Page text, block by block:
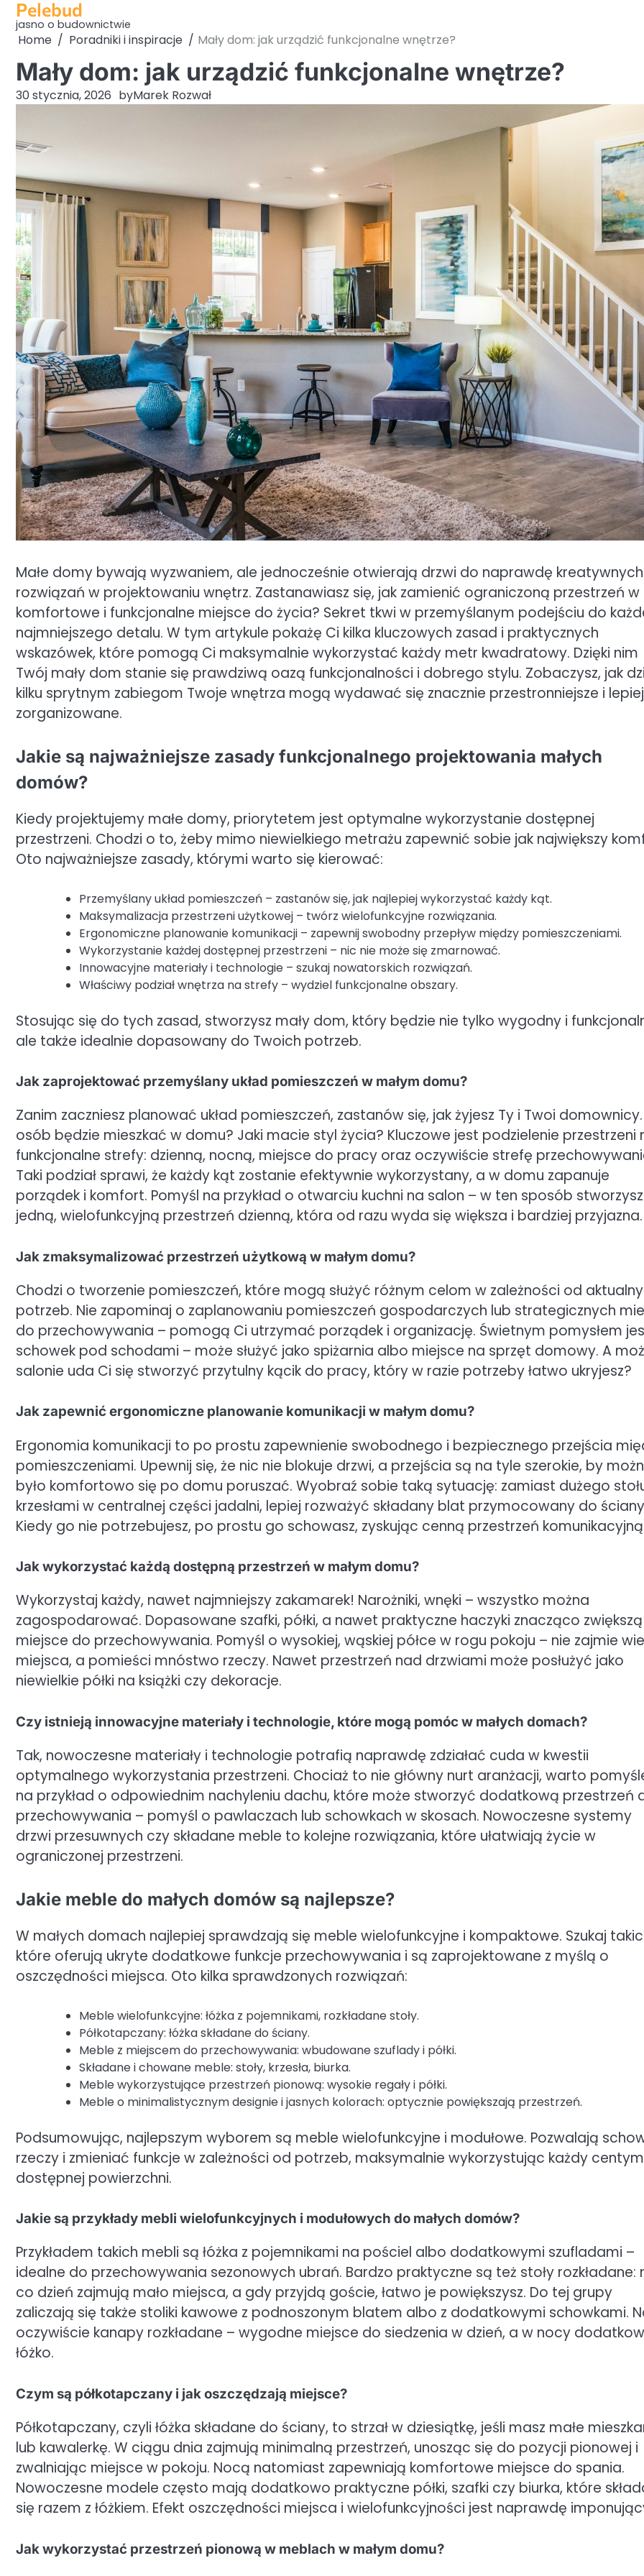
Skip
content
Pelebud
jasno o budownictwie
Home Poradniki i inspiracje Mały dom: jak urządzić funkcjonalne wnętrze?
Mały dom: jak urządzić funkcjonalne wnętrze?
30 stycznia, 2026 byMarek Rozwał
Małe domy bywają wyzwaniem, ale jednocześnie otwierają drzwi do naprawdę kreatywnych
rozwiązań w projektowaniu wnętrz. Zastanawiasz się, jak zamienić ograniczoną przestrzeń w
komfortowe i funkcjonalne miejsce do życia? Sekret tkwi w przemyślanym podejściu do
najmniejszego detalu. W tym artykule pokażę Ci kilka kluczowych zasad i praktycznych
wskazówek, które pomogą Ci maksymalnie wykorzystać każdy metr kwadratowy. Dzięki nim
Twój mały dom stanie się prawdziwą oazą funkcjonalności i dobrego stylu. Zobaczysz, jak
kilku sprytnym zabiegom Twoje wnętrza mogą wydawać się znacznie przestronniejsze i lepiej
zorganizowane.
Jakie są najważniejsze zasady funkcjonalnego projektowania małych
domów?
Kiedy projektujemy małe domy, priorytetem jest optymalne wykorzystanie dostępnej
przestrzeni. Chodzi o to, żeby mimo niewielkiego metrażu zapewnić sobie jak największy
Oto najważniejsze zasady, którymi warto się kierować:
Przemyślany układ pomieszczeń – zastanów się, jak najlepiej wykorzystać każdy kąt.
Maksymalizacja przestrzeni użytkowej – twórz wielofunkcyjne rozwiązania.
Ergonomiczne planowanie komunikacji – zapewnij swobodny przepływ między pomieszczeniami.
Wykorzystanie każdej dostępnej przestrzeni – nic nie może się zmarnować.
Innowacyjne materiały i technologie – szukaj nowatorskich rozwiązań.
Właściwy podział wnętrza na strefy – wydziel funkcjonalne obszary.
Stosując się do tych zasad, stworzysz mały dom, który będzie nie tylko wygodny i
ale także idealnie dopasowany do Twoich potrzeb.
Jak zaprojektować przemyślany układ pomieszczeń w małym domu?
Zanim zaczniesz planować układ pomieszczeń, zastanów się, jak żyjesz Ty i Twoi domownicy.
osób będzie mieszkać w domu? Jaki macie styl życia? Kluczowe jest podzielenie przestrzeni
funkcjonalne strefy: dzienną, nocną, miejsce do pracy oraz oczywiście strefę
Taki podział sprawi, że każdy kąt zostanie efektywnie wykorzystany, a w domu zapanuje
porządek i komfort. Pomyśl na przykład o otwarciu kuchni na salon – w ten sposób stworzysz
jedną, wielofunkcyjną przestrzeń dzienną, która od razu wyda się większa i bardziej przyjazna.
Jak zmaksymalizować przestrzeń użytkową w małym domu?
Chodzi o tworzenie pomieszczeń, które mogą służyć różnym celom w zależności od
potrzeb. Nie zapominaj o zaplanowaniu pomieszczeń gospodarczych lub strategicznych
do przechowywania – pomogą Ci utrzymać porządek i organizację. Świetnym pomysłem
schowek pod schodami – może służyć jako spiżarnia albo miejsce na sprzęt domowy. A
salonie uda Ci się stworzyć przytulny kącik do pracy, który w razie potrzeby łatwo ukryjesz?
Jak zapewnić ergonomiczne planowanie komunikacji w małym domu?
Ergonomia komunikacji to po prostu zapewnienie swobodnego i bezpiecznego przejścia
pomieszczeniami. Upewnij się, że nic nie blokuje drzwi, a przejścia są na tyle szerokie, by
było komfortowo się po domu poruszać. Wyobraź sobie taką sytuację: zamiast dużego
krzesłami w centralnej części jadalni, lepiej rozważyć składany blat przymocowany do
Kiedy go nie potrzebujesz, po prostu go schowasz, zyskując cenną przestrzeń
Jak wykorzystać każdą dostępną przestrzeń w małym domu?
Wykorzystaj każdy, nawet najmniejszy zakamarek! Narożniki, wnęki – wszystko można
zagospodarować. Dopasowane szafki, półki, a nawet praktyczne haczyki znacząco zwiększą
miejsce do przechowywania. Pomyśl o wysokiej, wąskiej półce w rogu pokoju – nie zajmie
miejsca, a pomieści mnóstwo rzeczy. Nawet przestrzeń nad drzwiami może posłużyć jako
niewielkie półki na książki czy dekoracje.
Czy istnieją innowacyjne materiały i technologie, które mogą pomóc w małych domach?
Tak, nowoczesne materiały i technologie potrafią naprawdę zdziałać cuda w kwestii
optymalnego wykorzystania przestrzeni. Chociaż to nie główny nurt aranżacji, warto
na przykład o odpowiednim nachyleniu dachu, które może stworzyć dodatkową przestrzeń
przechowywania – pomyśl o pawlaczach lub schowkach w skosach. Nowoczesne systemy
drzwi przesuwnych czy składane meble to kolejne rozwiązania, które ułatwiają życie w
ograniczonej przestrzeni.
Jakie meble do małych domów są najlepsze?
W małych domach najlepiej sprawdzają się meble wielofunkcyjne i kompaktowe. Szukaj
które oferują ukryte dodatkowe funkcje przechowywania i są zaprojektowane z myślą o
oszczędności miejsca. Oto kilka sprawdzonych rozwiązań:
Meble wielofunkcyjne: łóżka z pojemnikami, rozkładane stoły.
Półkotapczany: łóżka składane do ściany.
Meble z miejscem do przechowywania: wbudowane szuflady i półki.
Składane i chowane meble: stoły, krzesła, biurka.
Meble wykorzystujące przestrzeń pionową: wysokie regały i półki.
Meble o minimalistycznym designie i jasnych kolorach: optycznie powiększają przestrzeń.
Podsumowując, najlepszym wyborem są meble wielofunkcyjne i modułowe. Pozwalają
rzeczy i zmieniać funkcje w zależności od potrzeb, maksymalnie wykorzystując każdy
dostępnej powierzchni.
Jakie są przykłady mebli wielofunkcyjnych i modułowych do małych domów?
Przykładem takich mebli są łóżka z pojemnikami na pościel albo dodatkowymi szufladami –
idealne do przechowywania sezonowych ubrań. Bardzo praktyczne są też stoły rozkładane:
co dzień zajmują mało miejsca, a gdy przyjdą goście, łatwo je powiększysz. Do tej grupy
zaliczają się także stoliki kawowe z podnoszonym blatem albo z dodatkowymi schowkami.
oczywiście kanapy rozkładane – wygodne miejsce do siedzenia w dzień, a w nocy
łóżko.
Czym są półkotapczany i jak oszczędzają miejsce?
Półkotapczany, czyli łóżka składane do ściany, to strzał w dziesiątkę, jeśli masz małe
lub kawalerkę. W ciągu dnia zajmują minimalną przestrzeń, unosząc się do pozycji pionowej i
zwalniając miejsce w pokoju. Nocą natomiast zapewniają komfortowe miejsce do spania.
Nowoczesne modele często mają dodatkowo praktyczne półki, szafki czy biurka, które
się razem z łóżkiem. Efekt oszczędności miejsca i wielofunkcyjności jest naprawdę
Jak wykorzystać przestrzeń pionową w meblach w małym domu?